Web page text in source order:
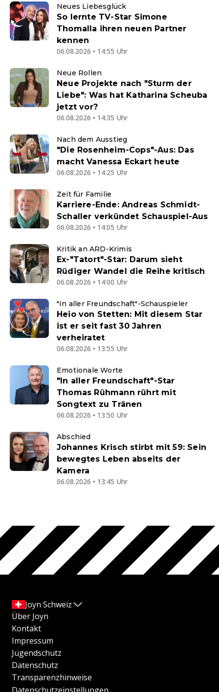
Neues Liebesglück
So lernte TV-Star Simone
Thomalla ihren neuen Partner
kennen
06.08.2026 • 14:55 Uhr
Neue Rollen
Neue Projekte nach "Sturm der
Liebe": Was hat Katharina Scheuba
jetzt vor?
06.08.2026 • 14:35 Uhr
Nach dem Ausstieg
"Die Rosenheim-Cops"-Aus: Das
macht Vanessa Eckart heute
06.08.2026 • 14:25 Uhr
Zeit für Familie
Karriere-Ende: Andreas Schmidt-
Schaller verkündet Schauspiel-Aus
06.08.2026 • 14:05 Uhr
Kritik an ARD-Krimis
Ex-"Tatort"-Star: Darum sieht
Rüdiger Wandel die Reihe kritisch
06.08.2026 • 14:00 Uhr
"In aller Freundschaft"-Schauspieler
Heio von Stetten: Mit diesem Star
ist er seit fast 30 Jahren
verheiratet
06.08.2026 • 13:55 Uhr
Emotionale Worte
"In aller Freundschaft"-Star
Thomas Rühmann rührt mit
Songtext zu Tränen
06.08.2026 • 13:50 Uhr
Abschied
Johannes Krisch stirbt mit 59: Sein
bewegtes Leben abseits der
Kamera
06.08.2026 • 13:45 Uhr
Joyn Schweiz
Über Joyn
Kontakt
Impressum
Jugendschutz
Datenschutz
Transparenzhinweise